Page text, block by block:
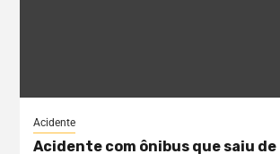
Acidente
Acidente com ônibus que saiu de